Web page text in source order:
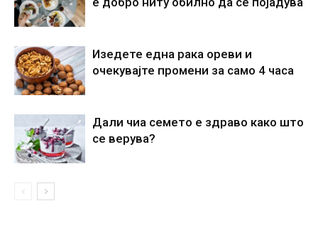
Изедете една рака ореви и
очекувајте промени за само 4 часа
Дали чиа семето е здраво како што
се верува?